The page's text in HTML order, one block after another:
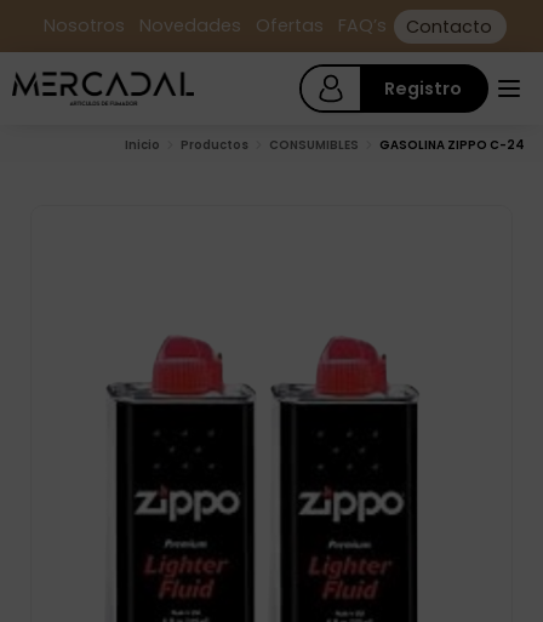
Nosotros Novedades Ofertas FAQ’s Contacto
Registro
Inicio Productos CONSUMIBLES GASOLINA ZIPPO C-24